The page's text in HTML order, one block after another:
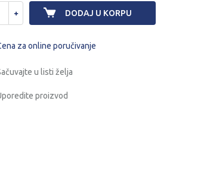
DODAJ U KORPU
za online poručivanje
u listi želja
proizvod